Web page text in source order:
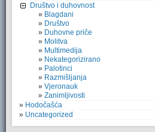
Društvo i duhovnost
Blagdani
Društvo
Duhovne priče
Molitva
Multimedija
Nekategorizirano
Palotinci
Razmišljanja
Vjeronauk
Zanimljivosti
Hodočašća
Uncategorized